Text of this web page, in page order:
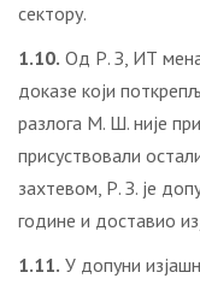
сектору.
1.10. Од Р. З, ИТ
доказе који
разлога М. Ш. није
присуствовали
захтевом, Р. З. је
године и доставио
1.11. У допуни